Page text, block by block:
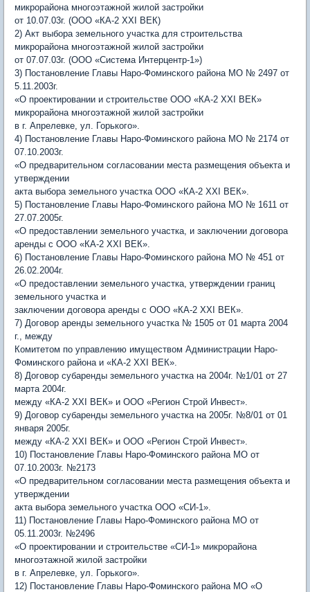
микрорайона многоэтажной жилой застройки
от 10.07.03г. (ООО «КА-2 XXI ВЕК)
2) Акт выбора земельного участка для строительства
микрорайона многоэтажной жилой застройки
от 07.07.03г. (ООО «Система Интерцентр-1»)
3) Постановление Главы Наро-Фоминского района МО № 2497 от
5.11.2003г.
«О проектировании и строительстве ООО «КА-2 XXI ВЕК»
микрорайона многоэтажной жилой застройки
в г. Апрелевке, ул. Горького».
4) Постановление Главы Наро-Фоминского района МО № 2174 от
07.10.2003г.
«О предварительном согласовании места размещения объекта и
утверждении
акта выбора земельного участка ООО «КА-2 XXI ВЕК».
5) Постановление Главы Наро-Фоминского района МО № 1611 от
27.07.2005г.
«О предоставлении земельного участка, и заключении договора
аренды с ООО «КА-2 XXI ВЕК».
6) Постановление Главы Наро-Фоминского района МО № 451 от
26.02.2004г.
«О предоставлении земельного участка, утверждении границ
земельного участка и
заключении договора аренды с ООО «КА-2 XXI ВЕК».
7) Договор аренды земельного участка № 1505 от 01 марта 2004
г., между
Комитетом по управлению имуществом Администрации Наро-
Фоминского района и «КА-2 XXI ВЕК».
8) Договор субаренды земельного участка на 2004г. №1/01 от 27
марта 2004г.
между «КА-2 XXI ВЕК» и ООО «Регион Строй Инвест».
9) Договор субаренды земельного участка на 2005г. №8/01 от 01
января 2005г.
между «КА-2 XXI ВЕК» и ООО «Регион Строй Инвест».
10) Постановление Главы Наро-Фоминского района МО от
07.10.2003г. №2173
«О предварительном согласовании места размещения объекта и
утверждении
акта выбора земельного участка ООО «СИ-1».
11) Постановление Главы Наро-Фоминского района МО от
05.11.2003г. №2496
«О проектировании и строительстве «СИ-1» микрорайона
многоэтажной жилой застройки
в г. Апрелевке, ул. Горького».
12) Постановление Главы Наро-Фоминского района МО «О